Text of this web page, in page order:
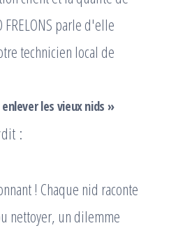
FRELONS parle d'elle
technicien local de
les vieux nids »
dit :
! Chaque nid raconte
nettoyer, un dilemme